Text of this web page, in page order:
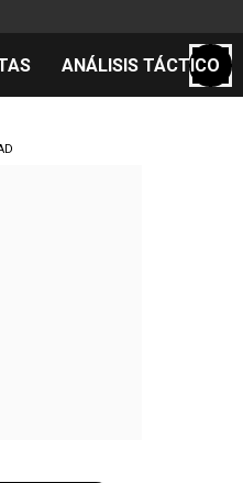
ANÁLISIS TÁCTICO